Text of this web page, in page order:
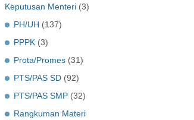
Keputusan Menteri (3)
PH/UH (137)
PPPK (3)
Prota/Promes (31)
PTS/PAS SD (92)
PTS/PAS SMP (32)
Rangkuman Materi